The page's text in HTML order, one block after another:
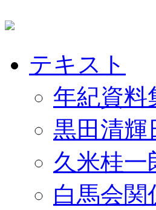
テキスト
年紀資料
黒田清輝
久米桂一
白馬会関